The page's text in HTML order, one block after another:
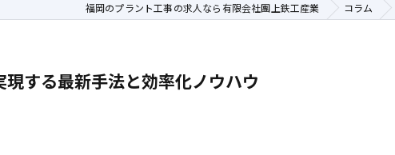
福岡のプラント工事の求人なら有限会社團上鉄工産業 コラム
する最新手法と効率化ノウハウ